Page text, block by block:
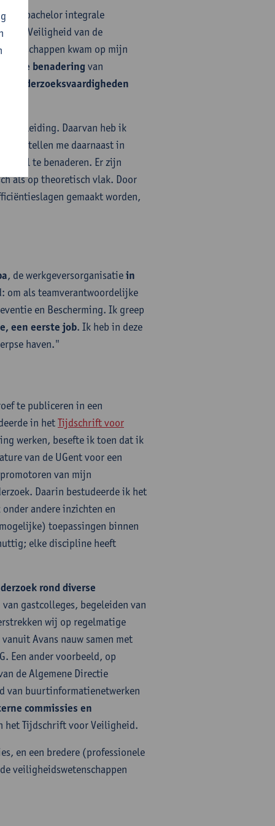
een bachelor integrale
Veiligheid van de
kwam op mijn
benadering van
onderzoeksvaardigheden
opleiding. Daarvan heb ik
stellen me daarnaast in
te benaderen. Er zijn
als op theoretisch vlak. Door
gemaakt worden,
, de werkgeversorganisatiein
om als teamverantwoordelijke
en Bescherming. Ik greep
een eerste job. Ik heb in deze
haven."
te publiceren in een
in hetTijdschrift voor
werken, besefte ik toen dat ik
van de UGent voor een
van mijn
Daarin bestudeerde ik het
andere inzichten en
toepassingen binnen
elke discipline heeft
rond diverse
gastcolleges, begeleiden van
wij op regelmatige
Avans nauw samen met
Een ander voorbeeld, op
de Algemene Directie
van buurtinformatienetwerken
commissies en
het Tijdschrift voor Veiligheid.
en een bredere (professionele
veiligheidswetenschappen